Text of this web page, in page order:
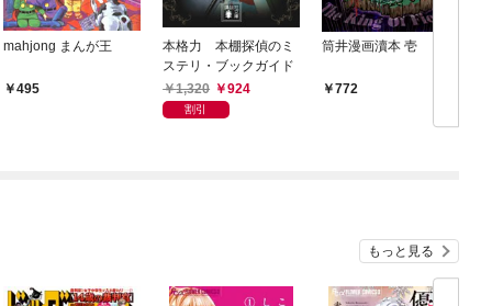
mahjong まんが王
495
本格力 本棚探偵のミ
ステリ・ブックガイド
1,320
924
割引
筒井漫画瀆本 壱
772
もっと見る